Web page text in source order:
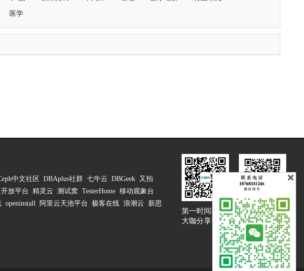
医学
中文社区 DBAplus社群 七牛云 DBGeek
又拍
放平台 精灵云 测试窝 TesterHome 移动观象台
openinstall 阿里云天池平台 极客在线 浪潮云
新思
第一时间获取
大咖分享资讯
大咖说吐槽客服